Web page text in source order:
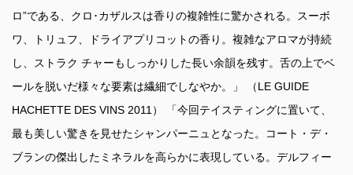
ロ”である、クロ･カザルスは香りの複雑性に驚かされる。スーボ
ワ、トリュフ、ドライアプリコットの香り。複雑なアロマが持続
し、ストラク チャーもしっかりした長い余韻を残す。舌の上でベ
ールを脱いだ様々な要素は繊細でしなやか。」 （LE GUIDE
HACHETTE DES VINS 2011） 「今回テイスティングに置いて、
最も美しい驚きを見せたシャンパーニュとなった。コート・デ・
ブランの傑出したミネラルを高らかに表現している。デルフィー